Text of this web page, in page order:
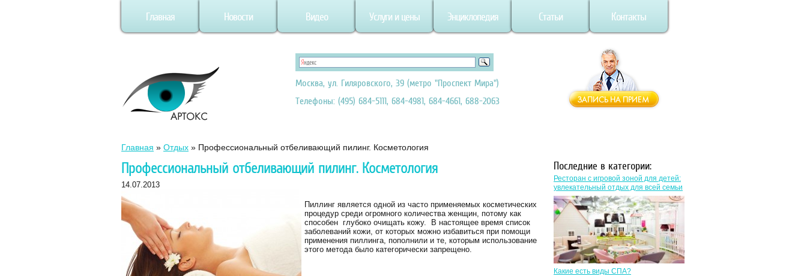
Главная Новости Видео Услуги и цены Энциклопедия Статьи Контакты
Москва, ул. Гиляровского, 39 (метро "Проспект Мира")
Телефоны: (495) 684-5111, 684-4981, 684-4661, 688-2063
Главная » Отдых » Профессиональный отбеливающий пилинг. Косметология
Профессиональный отбеливающий пилинг. Косметология
14.07.2013
Пиллинг является одной из часто применяемых косметических
процедур среди огромного количества женщин, потому как
способен глубоко очищать кожу. В настоящее время список
заболеваний кожи, от которых можно избавиться при помощи
применения пиллинга, пополнили и те, которым использование
этого метода было категорически запрещено.
Последние в категории:
Ресторан с игровой зоной для детей:
увлекательный отдых для всей семьи
Какие есть виды СПА?